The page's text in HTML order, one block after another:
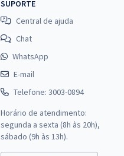
SUPORTE
Central de ajuda
Chat
WhatsApp
E-mail
Telefone: 3003-0894
Horário de atendimento:
segunda a sexta (8h às 20h),
sábado (9h às 13h).